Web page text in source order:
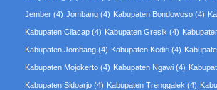
Jember (4) Jombang (4) Kabupaten Bondowoso (4)
Kabupaten Cilacap (4) Kabupaten Gresik (4)
Kabupaten Jombang (4) Kabupaten Kediri (4)
Kabupaten Mojokerto (4) Kabupaten Ngawi (4)
Kabupaten Sidoarjo (4) Kabupaten Trenggalek (4)